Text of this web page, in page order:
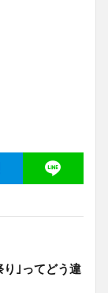
り｣ってどう違